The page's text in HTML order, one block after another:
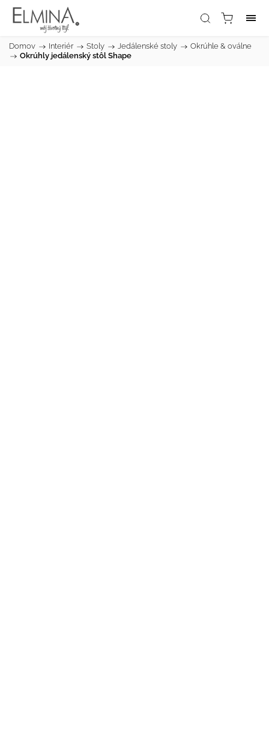
Domov / Interiér / Stoly / Jedálenské stoly /
Okrúhle & oválne
/
Okrúhly jedálenský stôl Shape